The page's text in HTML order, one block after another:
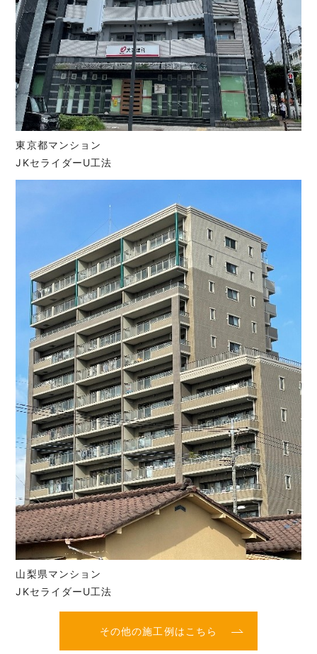
東京都マンション
JKセライダーU工法
山梨県マンション
JKセライダーU工法
その他の施工例はこちら